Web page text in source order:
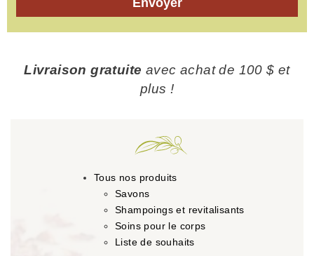
Envoyer
Livraison gratuite avec achat de 100 $ et
plus !
Tous nos produits
Savons
Shampoings et revitalisants
Soins pour le corps
Liste de souhaits